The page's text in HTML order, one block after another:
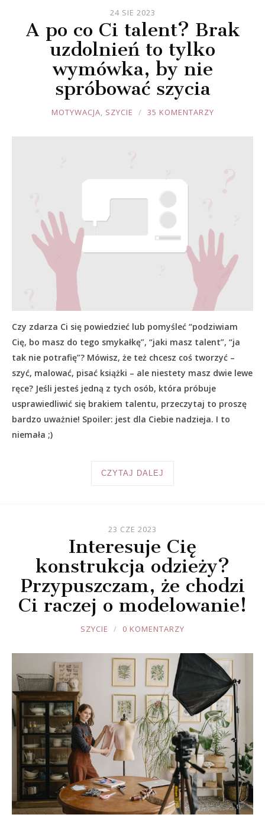
24 SIE 2023
A po co Ci talent? Brak
uzdolnień to tylko
wymówka, by nie
spróbować szycia
JOULE
MOTYWACJA, SZYCIE 35 KOMENTARZY
Czy zdarza Ci się powiedzieć lub pomyśleć “podziwiam
Cię, bo masz do tego smykałkę”, “jaki masz talent”, “ja
tak nie potrafię”? Mówisz, że też chcesz coś tworzyć –
szyć, malować, pisać książki – ale niestety masz dwie lewe
ręce? Jeśli jesteś jedną z tych osób, która próbuje
usprawiedliwić się brakiem talentu, przeczytaj to proszę
bardzo uważnie! Spoiler: jest dla Ciebie nadzieja. I to
niemała ;)
CZYTAJ DALEJ
23 CZE 2023
Interesuje Cię
konstrukcja odzieży?
Przypuszczam, że chodzi
Ci raczej o modelowanie!
JOULE
SZYCIE 0 KOMENTARZY